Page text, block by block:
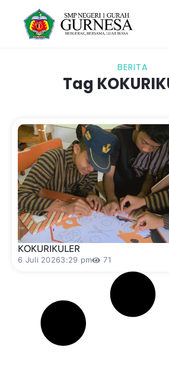
BERITA
Tag
KOKURIKULER
6 Juli 20263:29 pm 71